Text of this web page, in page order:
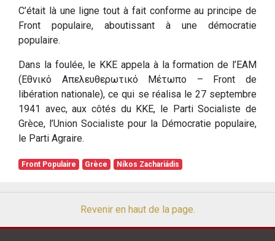
C’était là une ligne tout à fait conforme au principe de
Front populaire, aboutissant à une démocratie
populaire.
Dans la foulée, le KKE appela à la formation de l’EAM
(Εθνικό Απελευθερωτικό Μέτωπο – Front de
libération nationale), ce qui se réalisa le 27 septembre
1941 avec, aux côtés du KKE, le Parti Socialiste de
Grèce, l’Union Socialiste pour la Démocratie populaire,
le Parti Agraire.
Front Populaire Grèce Níkos Zachariádis
Revenir en haut de la page.